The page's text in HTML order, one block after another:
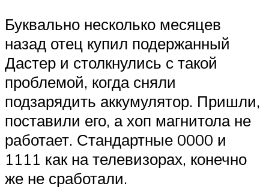
Буквально несколько месяцев
назад отец купил подержанный
Дастер и столкнулись с такой
проблемой, когда сняли
подзарядить аккумулятор. Пришли,
поставили его, а хоп магнитола не
работает. Стандартные 0000 и
1111 как на телевизорах, конечно
же не сработали.